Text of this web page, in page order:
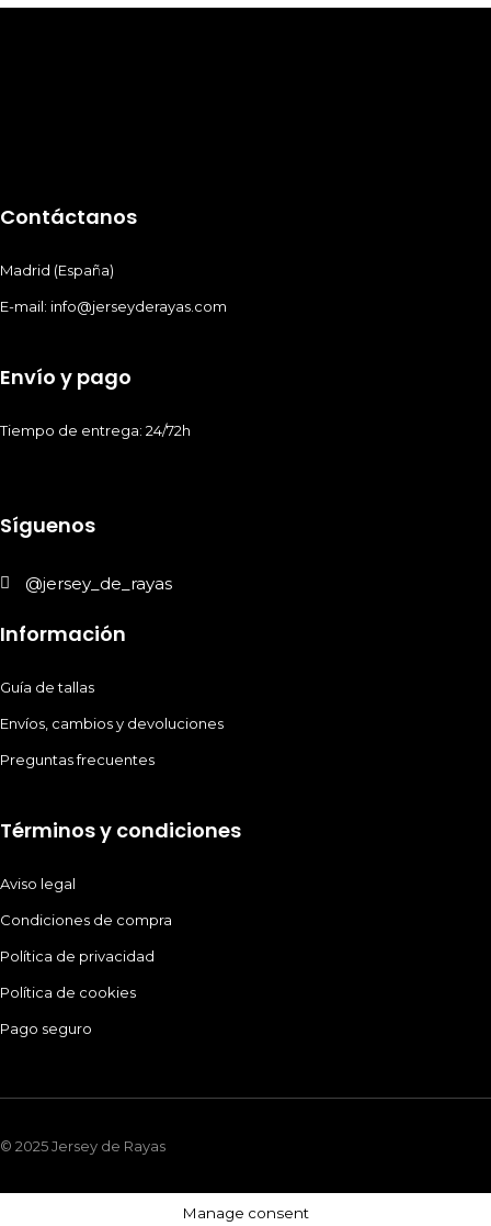
Contáctanos
Madrid (España)
E-mail: info@jerseyderayas.com
Envío y pago
Tiempo de entrega: 24/72h
Síguenos
@jersey_de_rayas
Información
Guía de tallas
Envíos, cambios y devoluciones
Preguntas frecuentes
Términos y condiciones
Aviso legal
Condiciones de compra
Política de privacidad
Política de cookies
Pago seguro
© 2025 Jersey de Rayas
Manage consent